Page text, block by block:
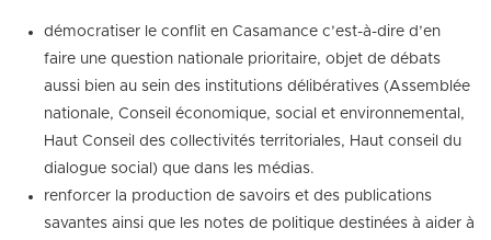
démocratiser le conflit en Casamance c’est-à-dire d’en
faire une question nationale prioritaire, objet de débats
aussi bien au sein des institutions délibératives (Assemblée
nationale, Conseil économique, social et environnemental,
Haut Conseil des collectivités territoriales, Haut conseil du
dialogue social) que dans les médias.
renforcer la production de savoirs et des publications
savantes ainsi que les notes de politique destinées à aider à